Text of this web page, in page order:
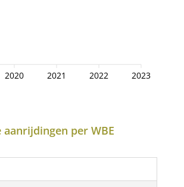
2020 2021 2022 2023
aanrijdingen per WBE